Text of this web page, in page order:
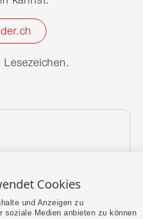
Cookies
und Anzeigen zu
soziale Medien anbieten zu können